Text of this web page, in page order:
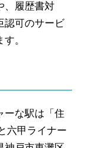
、履歴書対
認可のサービ
。
ーな駅は「住
六甲ライナー